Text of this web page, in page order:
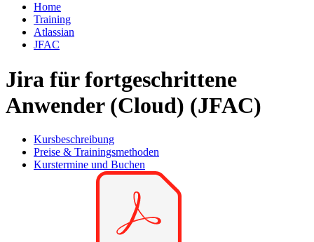
Home
Training
Atlassian
JFAC
Jira für fortgeschrittene
Anwender (Cloud) (JFAC)
Kursbeschreibung
Preise & Trainingsmethoden
Kurstermine und Buchen